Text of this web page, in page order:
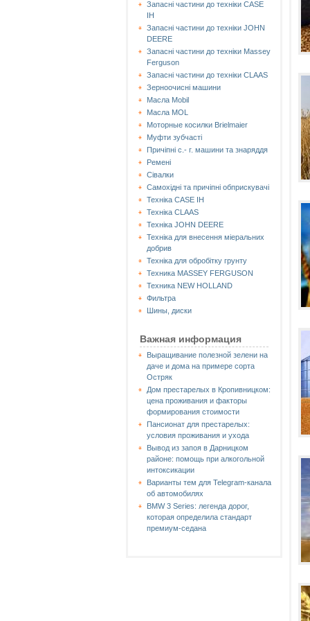
Запасні частини до техніки CASE
IH
Запасні частини до техніки JOHN
DEERE
Запасні частини до техніки Massey
Ferguson
Запасні частини до техніки СLAAS
Зерноочисні машини
Масла Mobil
Масла MOL
Моторные косилки Brielmaier
Муфти зубчасті
Причіпні с.- г. машини та знаряддя
Ремені
Сівалки
Самохідні та причіпні обприскувачі
Техніка CASE IH
Техніка CLAAS
Техніка JOHN DEERE
Техніка для внесення міеральних
добрив
Техніка для обробітку грунту
Техника MASSEY FERGUSON
Техника NEW HOLLAND
Фильтра
Шины, диски
Важная информация
Выращивание полезной зелени на
даче и дома на примере сорта
Остряк
Дом престарелых в Кропивницком:
цена проживания и факторы
формирования стоимости
Пансионат для престарелых:
условия проживания и ухода
Вывод из запоя в Дарницком
районе: помощь при алкогольной
интоксикации
Варианты тем для Telegram-канала
об автомобилях
BMW 3 Series: легенда дорог,
которая определила стандарт
премиум-седана